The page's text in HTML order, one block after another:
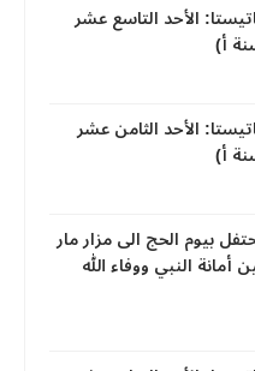
الأحد التاسع عشر
أ)
الأحد الثامن عشر
أ)
بيوم الحج الى مزار مار
النبي ووفاء الله